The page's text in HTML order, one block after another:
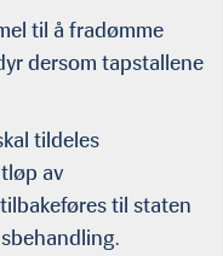
til å fradømme
dersom tapstallene
tildeles
av
til staten